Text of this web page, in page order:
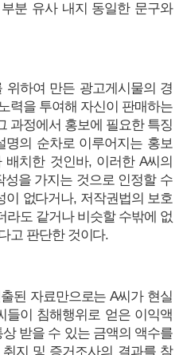
분 유사 내지 동일한 문구와
위하여 만든 광고게시물의 경
력을 투여해 자신이 판매하는
과정에서 홍보에 필요한 특징
명의 순차로 이루어지는 홍보
치한 것인바, 이러한 A씨의
을 가지는 것으로 인정할 수
이 없다거나, 저작권법의 보호
라도 같거나 비슷할 수밖에 없
고 판단한 것이다.
된 자료만으로는 A씨가 현실
들이 침해행위로 얻은 이익액
받을 수 있는 금액의 액수를
지 및 증거조사의 결과를 참